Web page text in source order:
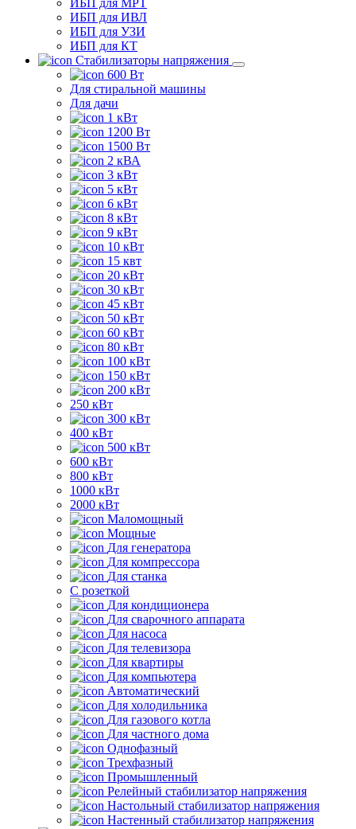
ИБП для МРТ
ИБП для ИВЛ
ИБП для УЗИ
ИБП для КТ
Стабилизаторы напряжения
600 Вт
Для стиральной машины
Для дачи
1 кВт
1200 Вт
1500 Вт
2 кВА
3 кВт
5 кВт
6 кВт
8 кВт
9 кВт
10 кВт
15 квт
20 кВт
30 кВт
45 кВт
50 кВт
60 кВт
80 кВт
100 кВт
150 кВт
200 кВт
250 кВт
300 кВт
400 кВт
500 кВт
600 кВт
800 кВт
1000 кВт
2000 кВт
Маломощный
Мощные
Для генератора
Для компрессора
Для станка
C розеткой
Для кондиционера
Для сварочного аппарата
Для насоса
Для телевизора
Для квартиры
Для компьютера
Автоматический
Для холодильника
Для газового котла
Для частного дома
Однофазный
Трехфазный
Промышленный
Релейный стабилизатор напряжения
Настольный стабилизатор напряжения
Настенный стабилизатор напряжения